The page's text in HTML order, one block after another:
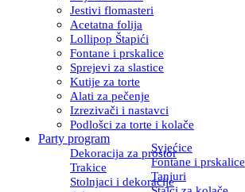
Jestivi flomasteri
Acetatna folija
Lollipop Štapići
Fontane i prskalice
Sprejevi za slastice
Kutije za torte
Alati za pečenje
Izrezivači i nastavci
Podlošci za torte i kolače
Party program
Dekoracija za prostor
Svjećice
Trakice
Fontane i prskalice
Stolnjaci i dekoracije
Tanjuri